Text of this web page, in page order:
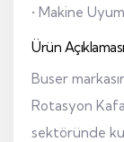
• Makine
Ürün Açıklaması
Buser
Rotasyon
sektöründe